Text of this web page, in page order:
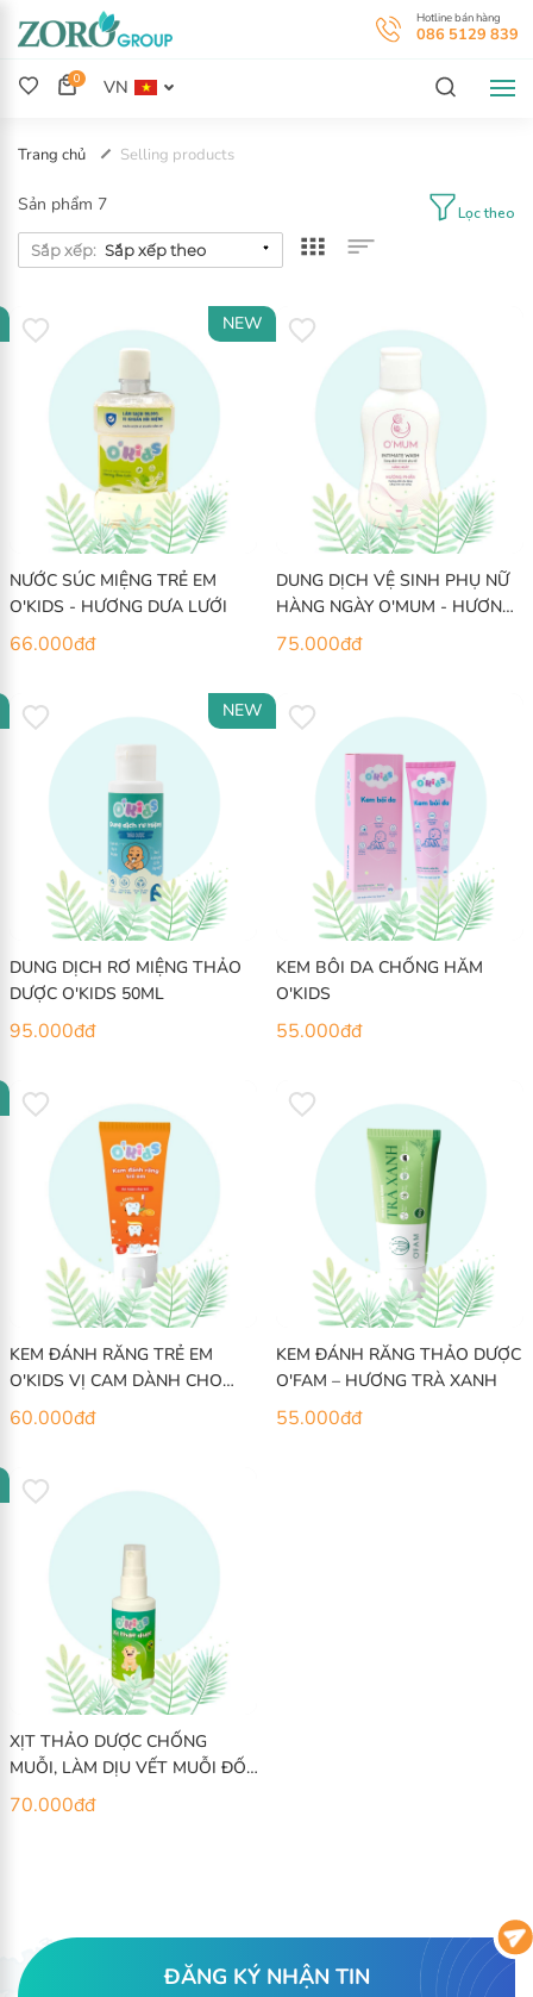
0 VN
Trang chủ Selling products
Lọc theo
Sản phẩm 7
Sắp xếp:
NƯỚC SÚC MIỆNG TRẺ EM
O'KIDS - HƯƠNG DƯA LƯỚI
66.000đđ
NEW
DUNG DỊCH VỆ SINH PHỤ NỮ
HÀNG NGÀY O'MUM - HƯƠNG
PHẤN
75.000đđ
DUNG DỊCH RƠ MIỆNG THẢO
DƯỢC O'KIDS 50ML
95.000đđ
NEW
KEM BÔI DA CHỐNG HĂM
O'KIDS
55.000đđ
KEM ĐÁNH RĂNG TRẺ EM
O'KIDS VỊ CAM DÀNH CHO
TRẺ TRÊN 24 THÁNG
60.000đđ
KEM ĐÁNH RĂNG THẢO DƯỢC
O'FAM – HƯƠNG TRÀ XANH
55.000đđ
XỊT THẢO DƯỢC CHỐNG
MUỖI, LÀM DỊU VẾT MUỖI ĐỐT
VÀ CÔN TRÙNG CẮN O'KIDS
70.000đđ
ĐĂNG KÝ NHẬN TIN